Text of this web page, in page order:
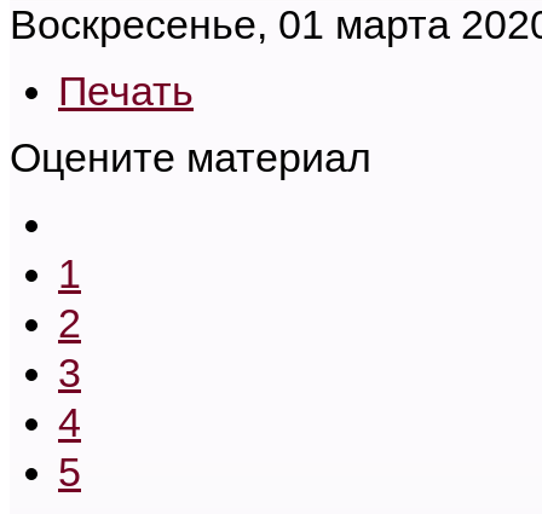
Воскресенье, 01 марта
Печать
Оцените материал
1
2
3
4
5